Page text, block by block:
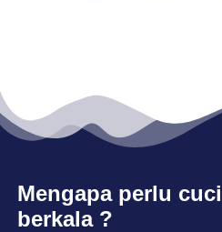
Mengapa perlu
berkala ?